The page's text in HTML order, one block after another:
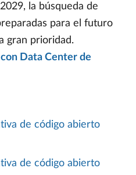
la búsqueda de
para el futuro
gran prioridad.
Data Center de
de código abierto
de código abierto